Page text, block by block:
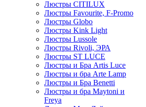
Люстры CITILUX
Люстры Favourite, F-Promo
Люстры Globo
Люстры Kink Light
Люстры Lussole
Люстры Rivoli, ЭРА
Люстры ST LUCE
Люстры и Бра Artis Luce
Люстры и бра Arte Lamp
Люстры и Бра Benetti
Люстры и бра Maytoni и
Freya